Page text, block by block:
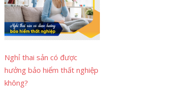
Nghỉ thai sản có được
hưởng bảo hiểm thất nghiệp
không?